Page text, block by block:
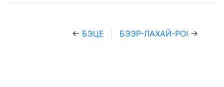
← БЭЦЕ БЭЭР-ЛАХАЙ-РОІ →